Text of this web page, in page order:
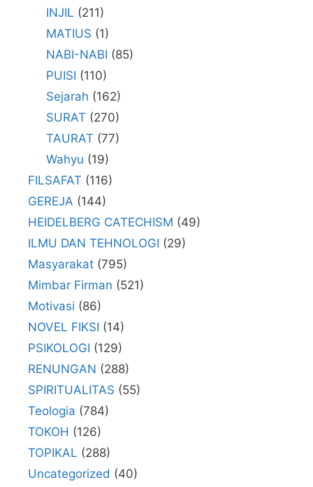
INJIL (211)
MATIUS (1)
NABI-NABI (85)
PUISI (110)
Sejarah (162)
SURAT (270)
TAURAT (77)
Wahyu (19)
FILSAFAT (116)
GEREJA (144)
HEIDELBERG CATECHISM (49)
ILMU DAN TEHNOLOGI (29)
Masyarakat (795)
Mimbar Firman (521)
Motivasi (86)
NOVEL FIKSI (14)
PSIKOLOGI (129)
RENUNGAN (288)
SPIRITUALITAS (55)
Teologia (784)
TOKOH (126)
TOPIKAL (288)
Uncategorized (40)